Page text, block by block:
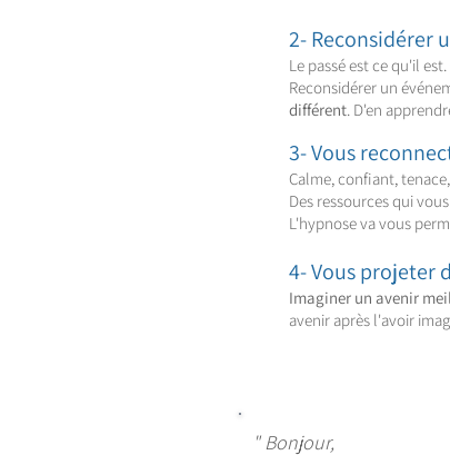
2-Reconsidérer
Le passé est ce qu'il
Reconsidérer un
différent. D'en
3- Vous
Calme, confiant,
Des ressources qui
L'hypnose va vous
4- Vous projeter
Imaginer un avenir
avenir après l'avoir
" Bonjour,